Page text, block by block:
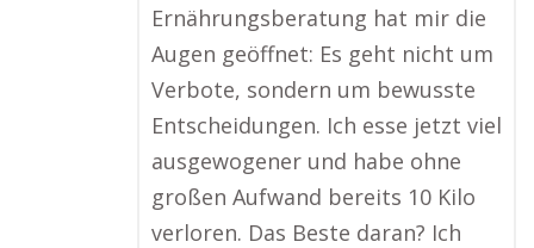
Ernährungsberatung hat mir die
Augen geöffnet: Es geht nicht um
Verbote, sondern um bewusste
Entscheidungen. Ich esse jetzt viel
ausgewogener und habe ohne
großen Aufwand bereits 10 Kilo
verloren. Das Beste daran? Ich